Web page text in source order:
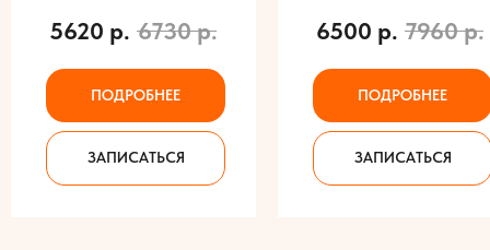
5620 р. 6730р.
ПОДРОБНЕЕ
ЗАПИСАТЬСЯ
6500 р. 7960р.
ПОДРОБНЕЕ
ЗАПИСАТЬСЯ